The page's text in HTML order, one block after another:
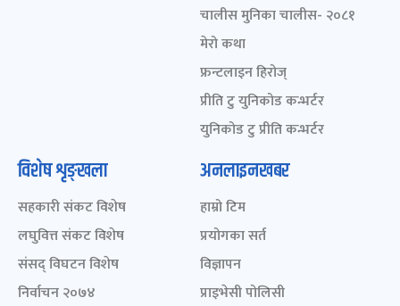
चालीस मुनिका चालीस- २०८१
मेरो कथा
फ्रन्टलाइन हिरोज्
प्रीति टु युनिकोड कन्भर्टर
युनिकोड टु प्रीति कन्भर्टर
विशेष शृङ्खला
सहकारी संकट विशेष
लघुवित्त संकट विशेष
संसद् विघटन विशेष
निर्वाचन २०७४
अनलाइनखबर
हाम्रो टिम
प्रयोगका सर्त
विज्ञापन
प्राइभेसी पोलिसी